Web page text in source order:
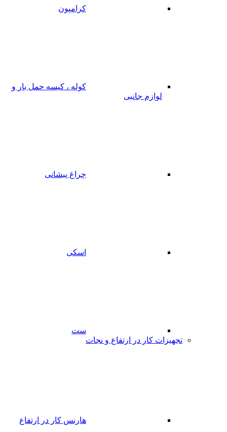
کرامپون
کوله ، کیسه حمل بار و
لوازم جانبی
چراغ پیشانی
اسکی
ست
تجهیزات کار در ارتفاع و نجات
هارنس کار در ارتفاع